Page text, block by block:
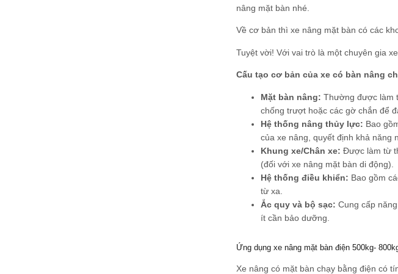
nâng mặt bàn nhé.
Về cơ bản thì xe nâng mặt bàn có các
Tuyệt vời! Với vai trò là một chuyên gia
Cấu tạo cơ bản của xe có bàn nâng
Mặt bàn nâng: Thường được làm
chống trượt hoặc các gờ chắn để
Hệ thống nâng thủy lực: Bao
của xe nâng, quyết định khả năng
Khung xe/Chân xe: Được làm từ
(đối với xe nâng mặt bàn di động).
Hệ thống điều khiển: Bao gồm
từ xa.
Ắc quy và bộ sạc: Cung cấp
ít cần bảo dưỡng.
Ứng dụng xe nâng mặt bàn điện 500kg-
Xe nâng có mặt bàn chạy bằng điện có